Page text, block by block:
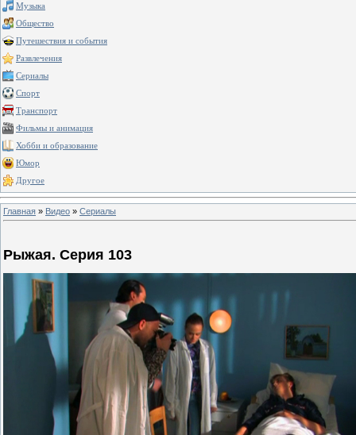
Музыка
Общество
Путешествия и события
Развлечения
Сериалы
Спорт
Транспорт
Фильмы и анимация
Хобби и образование
Юмор
Другое
Главная » Видео » Сериалы
Рыжая. Серия 103